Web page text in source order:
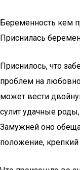
Беременность кем
Приснилась
Приснилось, что
проблем на
может вести
сулит удачные
Замужней оно
положение, крепкий